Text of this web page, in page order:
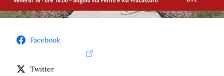
Facebook
Twitter